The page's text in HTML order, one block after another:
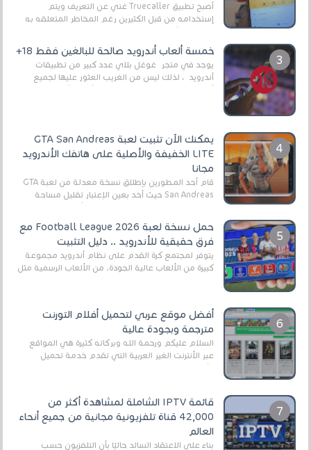
أصبح تطبيق Truecaller غني عن التعريف ويتم
إستخدامه من قبل الكثيرين رغم المخاطر المتعلقه به
خمسة ألعاب أندرويد صالحة للبالغين فقط 18+
يوجد في متجر غوغل بلاي عدد كبير من تطبيقات
أندرويد ، لذلك ليس من الغريب العثور عليها لجميع
يمكنك الآن تثبيت لعبة GTA San Andreas
LITE الخفيفة والأصلية على هاتفك الأندرويد
مجانا
قام أحد المطورين بإطلاق نسخة معدلة من لعبة GTA
San Andreas حيث أخد بعين الإعتبار تقليل مساحة
حمل نسخة لعبة Football League 2026 مع
فرق حقيقية للأندرويد .. دليل التثبيت
يتوفر لمجتمع كرة القدم على نظام أندرويد مجموعة
كبيرة من الألعاب عالية الجودة. من الألعاب الرسمية مثل
أفضل موقع عربي لتحميل أفلام التورنت
مترجمة وبجودة عالية
السلام عليكم ورحمة الله وبركاته كثيرة هي المواقع
عبر الأنترنت الغير العربية التي تقدم خدمة تحميل
الأفلام على التورنت ، ومعظم هذه المواقع ل...
قائمة IPTV الشاملة لمشاهدة أكثر من
42,000 قناة تلفزيونية مجانية من جميع أنحاء
العالم
بناءً على الاعتقاد السائد حاليًا بأن التلفزيون حسب